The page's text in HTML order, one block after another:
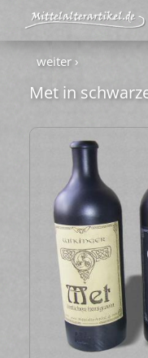
weiter ›
Met in